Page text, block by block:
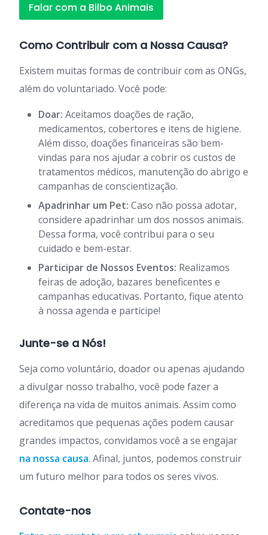
Falar com a Bilbo Animais
Como Contribuir com a Nossa Causa?
Existem muitas formas de contribuir com as ONGs,
além do voluntariado. Você pode:
Doar: Aceitamos doações de ração,
medicamentos, cobertores e itens de higiene.
Além disso, doações financeiras são bem-
vindas para nos ajudar a cobrir os custos de
tratamentos médicos, manutenção do abrigo e
campanhas de conscientização.
Apadrinhar um Pet: Caso não possa adotar,
considere apadrinhar um dos nossos animais.
Dessa forma, você contribui para o seu
cuidado e bem-estar.
Participar de Nossos Eventos: Realizamos
feiras de adoção, bazares beneficentes e
campanhas educativas. Portanto, fique atento
à nossa agenda e participe!
Junte-se a Nós!
Seja como voluntário, doador ou apenas ajudando
a divulgar nosso trabalho, você pode fazer a
diferença na vida de muitos animais. Assim como
acreditamos que pequenas ações podem causar
grandes impactos, convidamos você a se engajar
na nossa causa. Afinal, juntos, podemos construir
um futuro melhor para todos os seres vivos.
Contate-nos